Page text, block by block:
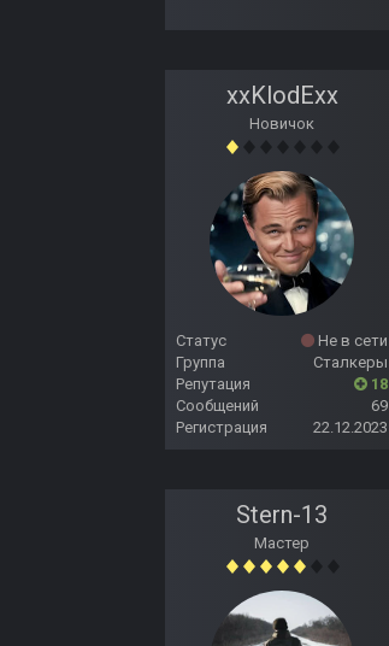
xxKlodExx
Новичок
Статус
Не в сети
Группа
Сталкеры
Репутация
18
Сообщений
69
Регистрация
22.12.2023
Stern-13
Мастер